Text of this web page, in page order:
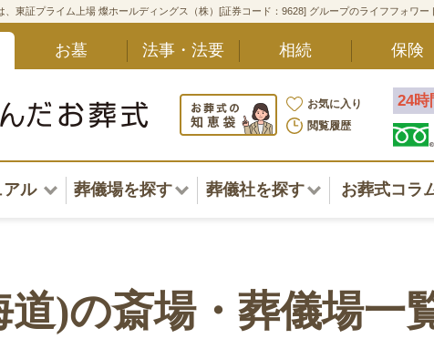
、東証プライム上場 燦ホールディングス（株）[証券コード：9628] グループのライフフォワー
お墓 法事・法要 相続 保険
お気に入り
閲覧履歴
24時
アル
アル一覧
ポート
備〜葬儀後まで
葬儀場を探す
東北・甲信越・北陸
関東
葬儀社を探す
東北・甲信越・北陸
関東
お葬式コラ
道)の斎場・葬儀場一